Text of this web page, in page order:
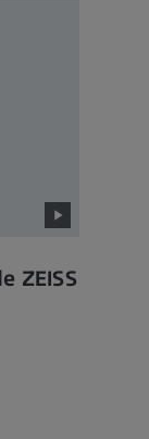
ZEISS